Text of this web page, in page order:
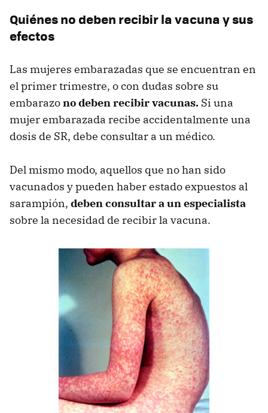
Quiénes no deben recibir la vacuna y sus
efectos
Las mujeres embarazadas que se encuentran en
el primer trimestre, o con dudas sobre su
embarazono deben recibir vacunas. Si una
mujer embarazada recibe accidentalmente una
dosis de SR, debe consultar a un médico.
Del mismo modo, aquellos que no han sido
vacunados y pueden haber estado expuestos al
sarampión, deben consultar a un especialista
sobre la necesidad de recibir la vacuna.